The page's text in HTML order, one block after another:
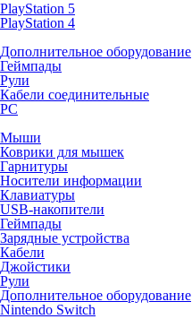
PlayStation 5
PlayStation 4
Дополнительное оборудование
Геймпады
Рули
Кабели соединительные
PC
Мыши
Коврики для мышек
Гарнитуры
Носители информации
Клавиатуры
USB-накопители
Геймпады
Зарядные устройства
Кабели
Джойстики
Рули
Дополнительное оборудование
Nintendo Switch